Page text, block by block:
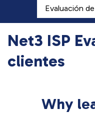
Net3 ISP
clientes
Why